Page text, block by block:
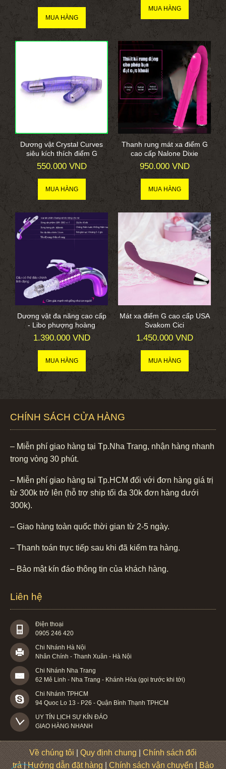
Dương vật Crystal Curves
siêu kích thích điểm G
550.000 VND
Thanh rung mát xa điểm G
cao cấp Nalone Dixie
950.000 VND
Dương vật đa năng cao cấp
- Libo phượng hoàng
1.390.000 VND
Mát xa điểm G cao cấp USA
Svakom Cici
1.450.000 VND
CHÍNH SÁCH CỬA HÀNG
– Miễn phí giao hàng tại Tp.Nha Trang, nhận hàng nhanh
trong vòng 30 phút.
– Miễn phí giao hàng tại Tp.HCM đối với đơn hàng giá trị
từ 300k trở lên (hỗ trợ ship tối đa 30k đơn hàng dưới
300k).
– Giao hàng toàn quốc thời gian từ 2-5 ngày.
– Thanh toán trực tiếp sau khi đã kiểm tra hàng.
– Bảo mật kín đáo thông tin của khách hàng.
Liên hệ
Điện thoại
0905 246 420
Chi Nhánh Hà Nội
Nhân Chính - Thanh Xuân - Hà Nội
Chi Nhánh Nha Trang
62 Mê Linh - Nha Trang - Khánh Hòa (gọi trước khi tới)
Chi Nhánh TPHCM
94 Quoc Lo 13 - P26 - Quận Bình Thạnh TPHCM
UY TÍN LỊCH SỰ KÍN ĐÁO
GIAO HÀNG NHANH
Về chúng tôi|Quy định chung|Chính sách đổi
trả|Hướng dẫn đặt hàng|Chính sách vận chuyển|Bảo